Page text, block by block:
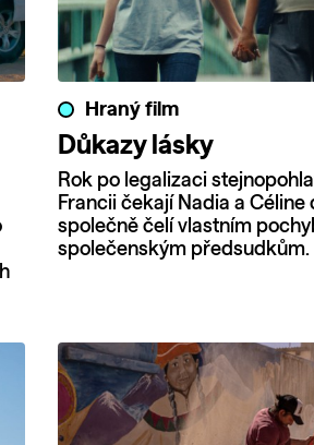
Hraný film
Důkazy lásky
Rok po legalizaci
Francii čekají Nadia a Céline
společně čelí vlastním
společenským předsudkům.